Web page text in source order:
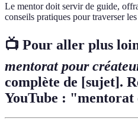
Le mentor doit servir de guide,
conseils pratiques pour traverser
📺 Pour aller plus
mentorat pour
complète de [sujet].
YouTube : "mentorat